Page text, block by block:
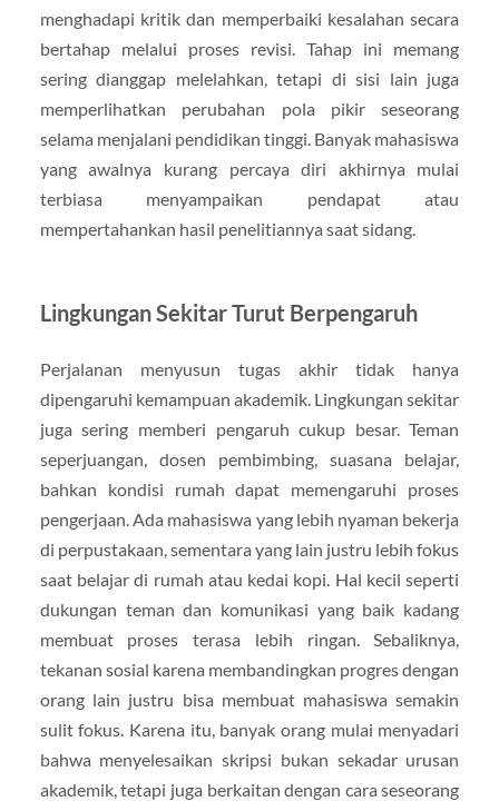
menghadapi kritik dan memperbaiki kesalahan secara
bertahap melalui proses revisi. Tahap ini memang
sering dianggap melelahkan, tetapi di sisi lain juga
memperlihatkan perubahan pola pikir seseorang
selama menjalani pendidikan tinggi. Banyak mahasiswa
yang awalnya kurang percaya diri akhirnya mulai
terbiasa menyampaikan pendapat atau
mempertahankan hasil penelitiannya saat sidang.
Lingkungan Sekitar Turut Berpengaruh
Perjalanan menyusun tugas akhir tidak hanya
dipengaruhi kemampuan akademik. Lingkungan sekitar
juga sering memberi pengaruh cukup besar. Teman
seperjuangan, dosen pembimbing, suasana belajar,
bahkan kondisi rumah dapat memengaruhi proses
pengerjaan. Ada mahasiswa yang lebih nyaman bekerja
di perpustakaan, sementara yang lain justru lebih fokus
saat belajar di rumah atau kedai kopi. Hal kecil seperti
dukungan teman dan komunikasi yang baik kadang
membuat proses terasa lebih ringan. Sebaliknya,
tekanan sosial karena membandingkan progres dengan
orang lain justru bisa membuat mahasiswa semakin
sulit fokus. Karena itu, banyak orang mulai menyadari
bahwa menyelesaikan skripsi bukan sekadar urusan
akademik, tetapi juga berkaitan dengan cara seseorang